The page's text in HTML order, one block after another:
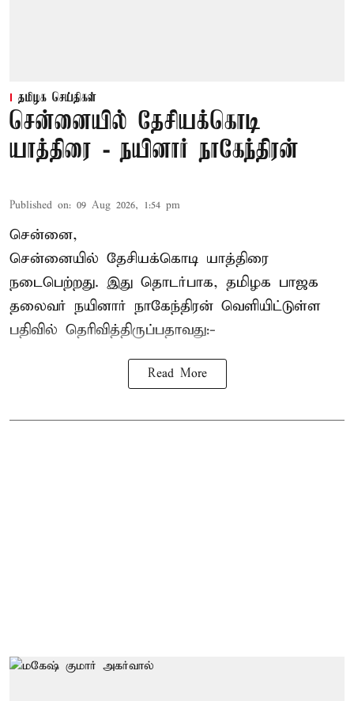
தமிழக செய்திகள்
சென்னையில் தேசியக்கொடி
யாத்திரை - நயினார் நாகேந்திரன்
Published on: 09 Aug 2026, 1:54 pm
சென்னை,
சென்னையில் தேசியக்கொடி யாத்திரை
நடைபெற்றது. இது தொடர்பாக, தமிழக பாஜக
தலைவர் நயினார் நாகேந்திரன் வெளியிட்டுள்ள
பதிவில் தெரிவித்திருப்பதாவது:-
Read More